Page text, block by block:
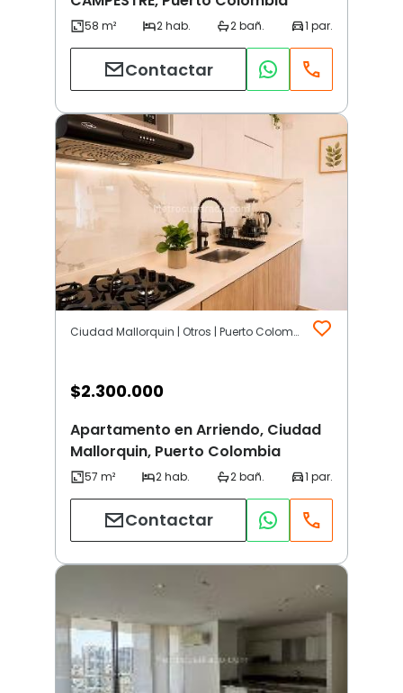
Contactar
Ciudad Mallorquin | Otros | Puerto Colombia
$2.300.000
Apartamento en Arriendo, Ciudad
Mallorquin, Puerto Colombia
Contactar